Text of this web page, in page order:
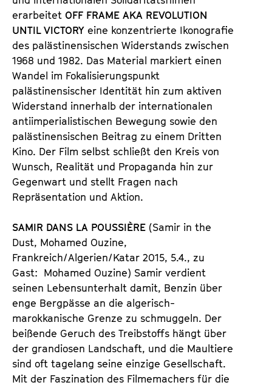
erarbeitet OFF FRAME AKA REVOLUTION
UNTIL VICTORY eine konzentrierte Ikonografie
des palästinensischen Widerstands zwischen
1968 und 1982. Das Material markiert einen
Wandel im Fokalisierungspunkt
palästinensischer Identität hin zum aktiven
Widerstand innerhalb der internationalen
antiimperialistischen Bewegung sowie den
palästinensischen Beitrag zu einem Dritten
Kino. Der Film selbst schließt den Kreis von
Wunsch, Realität und Propaganda hin zur
Gegenwart und stellt Fragen nach
Repräsentation und Aktion.
SAMIR DANS LA POUSSIÈRE (Samir in the
Dust, Mohamed Ouzine,
Frankreich/Algerien/Katar 2015, 5.4., zu
Gast: Mohamed Ouzine) Samir verdient
seinen Lebensunterhalt damit, Benzin über
enge Bergpässe an die algerisch-
marokkanische Grenze zu schmuggeln. Der
beißende Geruch des Treibstoffs hängt über
der grandiosen Landschaft, und die Maultiere
sind oft tagelang seine einzige Gesellschaft.
Mit der Faszination des Filmemachers für die